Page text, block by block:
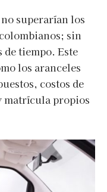
superarían los
sin
de tiempo. Este
los aranceles
costos de
propios